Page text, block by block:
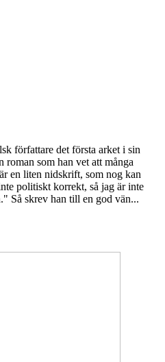
författare det första arket i sin
som han vet att många
en liten nidskrift, som nog kan
politiskt korrekt, så jag är inte
Så skrev han till en god vän...